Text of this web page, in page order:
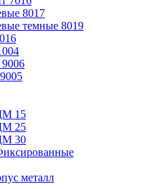
8017
темные 8019
15
25
30
металл